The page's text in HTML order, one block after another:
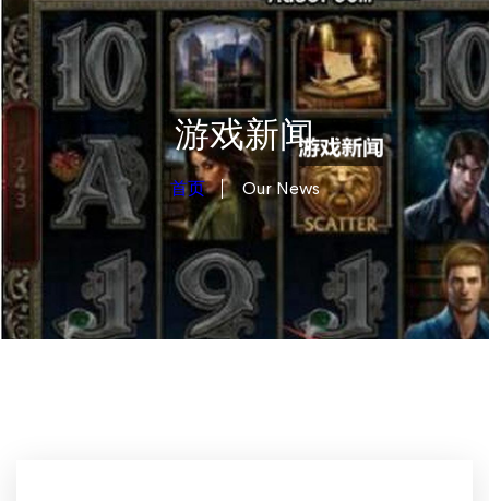
游戏新闻
首页 Our News